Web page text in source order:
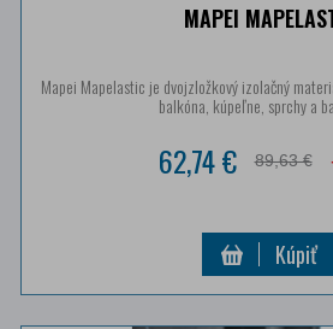
MAPEI
Mapei Mapelastic je dvojzložkový izolačný
balkóna, kúpeľne, sprchy a
62,74 € 89,63 €
Kúpiť